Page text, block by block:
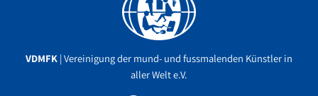
VDMFK | Vereinigung der mund- und fussmalenden Künstler in
aller Welt e.V.